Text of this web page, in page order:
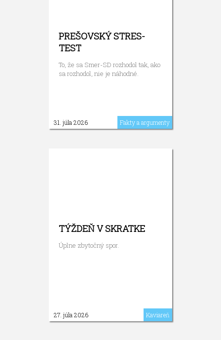
PREŠOVSKÝ STRES-
TEST
To, že sa Smer-SD rozhodol tak, ako
sa rozhodol, nie je náhodné.
31. júla 2026 Fakty a argumenty
TÝŽDEŇ V SKRATKE
Úplne zbytočný spor.
27. júla 2026 Kaviareň